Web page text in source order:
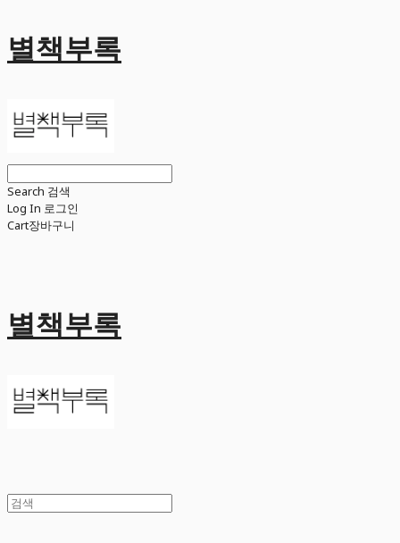
별책부록
Search 검색
Log In 로그인
Cart장바구니
별책부록